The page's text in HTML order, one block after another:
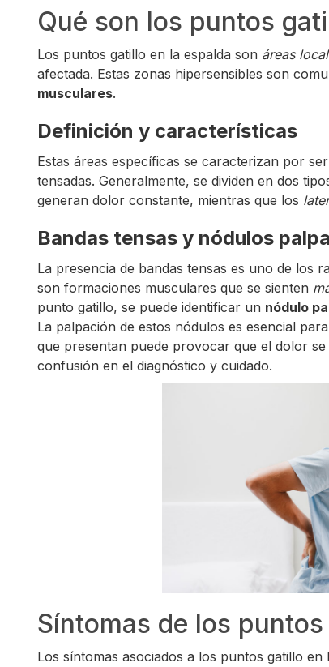
Qué son los puntos
Los puntos gatillo en la espalda son áreas
afectada. Estas zonas hipersensibles son
musculares.
Definición y características
Estas áreas específicas se caracterizan por ser
tensadas. Generalmente, se dividen en dos
generan dolor constante, mientras que los
Bandas tensas y nódulos
La presencia de bandas tensas es uno de los
son formaciones musculares que se sienten
punto gatillo, se puede identificar un nódulo
La palpación de estos nódulos es esencial
que presentan puede provocar que el dolor
confusión en el diagnóstico y cuidado.
Síntomas de los
Los síntomas asociados a los puntos gatillo